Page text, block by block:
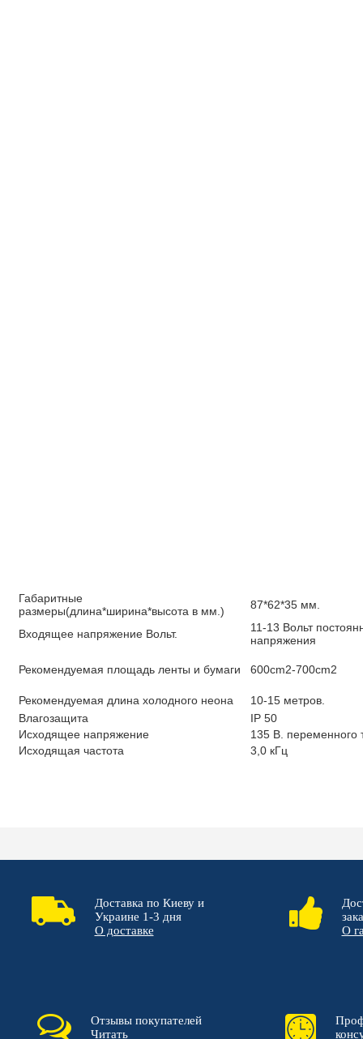
Габаритные
размеры(длина*ширина*высота в мм.)
87*62*35 мм.
Входящее напряжение Вольт.
11-13 Вольт
напряжения
Рекомендуемая площадь ленты и бумаги 600cm2-700cm2
Рекомендуемая длина холодного неона
10-15 метров.
Влагозащита
IP 50
Исходящее напряжение
135 В. переменного
Исходящая частота
3,0 кГц
Доставка по Киеву и
Украине 1-3 дня
О доставке
О
Отзывы покупателей
Читать